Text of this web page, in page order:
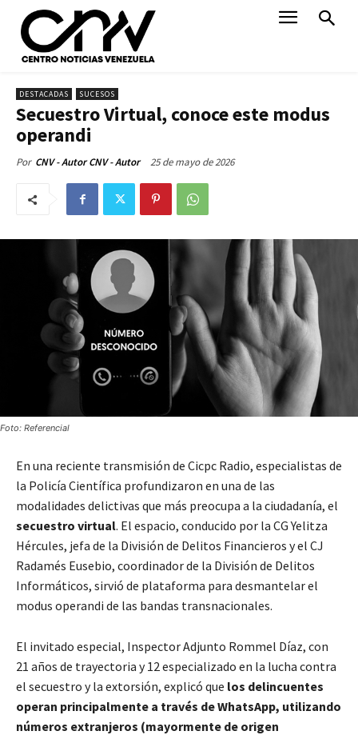
DESTACADAS SUCESOS
Secuestro Virtual, conoce este modus
operandi
Por CNV - Autor CNV - Autor 25 de mayo de 2026
Foto: Referencial
En una reciente transmisión de Cicpc Radio, especialistas de
la Policía Científica profundizaron en una de las
modalidades delictivas que más preocupa a la ciudadanía, el
secuestro virtual. El espacio, conducido por la CG Yelitza
Hércules, jefa de la División de Delitos Financieros y el CJ
Radamés Eusebio, coordinador de la División de Delitos
Informáticos, sirvió de plataforma para desmantelar el
modus operandi de las bandas transnacionales.
El invitado especial, Inspector Adjunto Rommel Díaz, con
21 años de trayectoria y 12 especializado en la lucha contra
el secuestro y la extorsión, explicó que los delincuentes
operan principalmente a través de WhatsApp, utilizando
números extranjeros (mayormente de origen